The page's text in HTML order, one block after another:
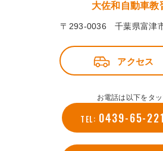
大佐和自動車教
〒293-0036 千葉県富津
アクセス
お電話は以下をタ
TEL: 0439-65-